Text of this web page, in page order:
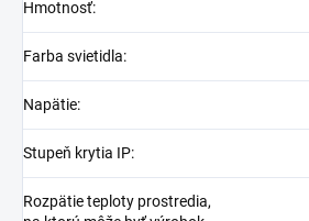
Hmotnosť:
Farba svietidla:
Napätie:
Stupeň krytia IP:
Rozpätie teploty prostredia,